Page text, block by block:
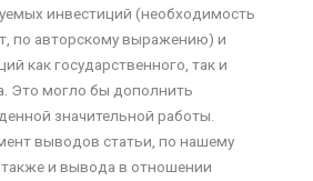
инвестиций (необходимость
по авторскому выражению) и
как государственного, так и
Это могло бы дополнить
значительной работы.
выводов статьи, по нашему
и вывода в отношении